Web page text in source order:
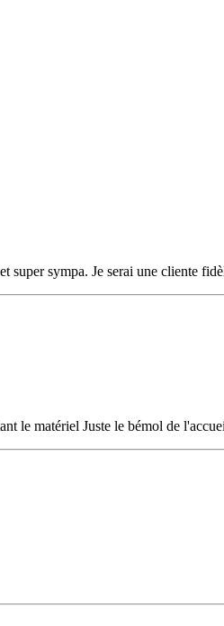
super sympa. Je serai une cliente
le matériel Juste le bémol de